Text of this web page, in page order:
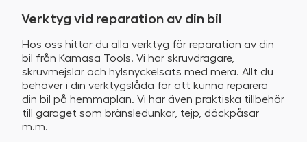
Verktyg vid reparation av din bil
Hos oss hittar du alla verktyg för reparation av din
bil från Kamasa Tools. Vi har skruvdragare,
skruvmejslar och hylsnyckelsats med mera. Allt du
behöver i din verktygslåda för att kunna reparera
din bil på hemmaplan. Vi har även praktiska tillbehör
till garaget som bränsledunkar, tejp, däckpåsar
m.m.